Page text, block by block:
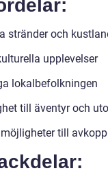
stränder och
upplevelser
lokalbefolkningen
till äventyr och
till